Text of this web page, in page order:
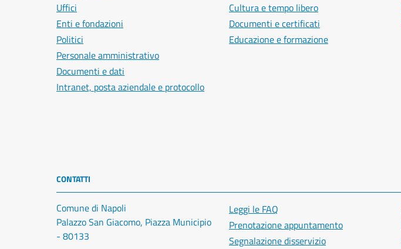
Uffici
Enti e fondazioni
Politici
Personale amministrativo
Documenti e dati
Intranet, posta aziendale e protocollo
Cultura e tempo libero
Documenti e certificati
Educazione e formazione
CONTATTI
Comune di Napoli
Palazzo San Giacomo, Piazza Municipio
- 80133
Leggi le FAQ
Prenotazione appuntamento
Segnalazione disservizio